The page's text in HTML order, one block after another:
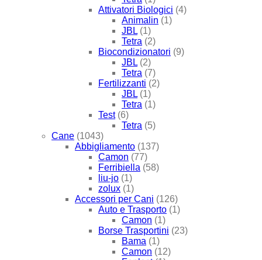
Attivatori Biologici (4)
Animalin (1)
JBL (1)
Tetra (2)
Biocondizionatori (9)
JBL (2)
Tetra (7)
Fertilizzanti (2)
JBL (1)
Tetra (1)
Test (6)
Tetra (5)
Cane (1043)
Abbigliamento (137)
Camon (77)
Ferribiella (58)
liu-jo (1)
zolux (1)
Accessori per Cani (126)
Auto e Trasporto (1)
Camon (1)
Borse Trasportini (23)
Bama (1)
Camon (12)